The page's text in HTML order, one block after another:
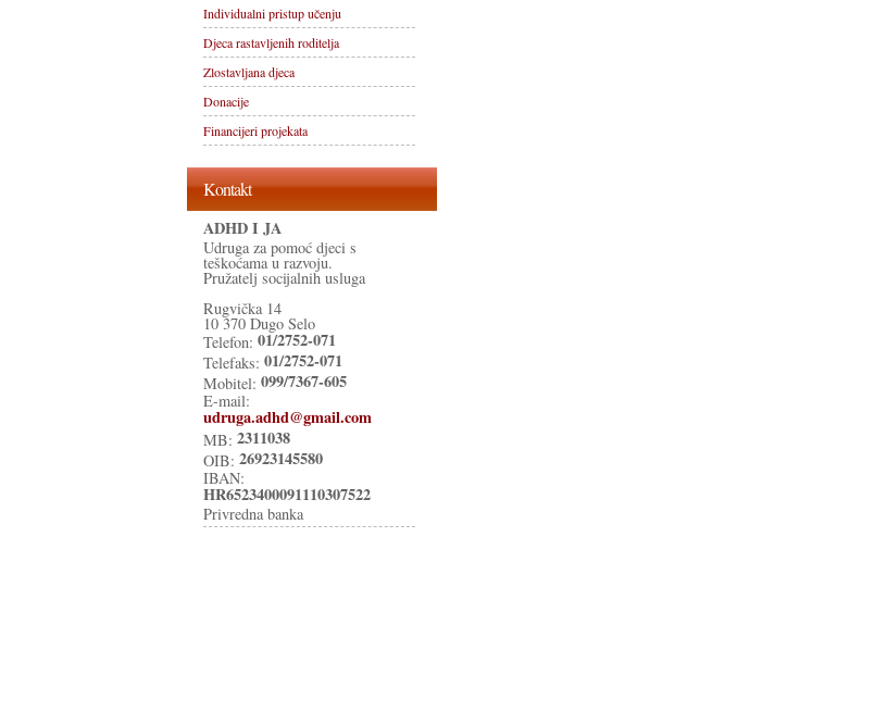
Individualni pristup učenju
Djeca rastavljenih roditelja
Zlostavljana djeca
Donacije
Financijeri projekata
Kontakt
ADHD I JA
Udruga za pomoć djeci s
teškoćama u razvoju.
Pružatelj socijalnih usluga
Rugvička 14
10 370 Dugo Selo
Telefon: 01/2752-071
Telefaks: 01/2752-071
Mobitel: 099/7367-605
E-mail:
udruga.adhd@gmail.com
MB: 2311038
OIB: 26923145580
IBAN:
HR6523400091110307522
Privredna banka